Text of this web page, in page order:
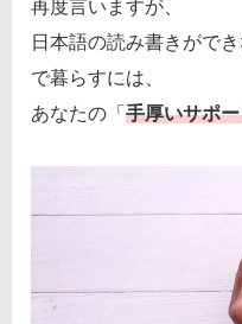
再度言いますが、
日本語の読み書きがで
で暮らすには、
あなたの「 手厚いサポ